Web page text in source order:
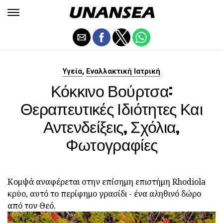
Υγεία, Εναλλακτική Ιατρική
Κόκκινο Βούρτσα:
Θεραπευτικές Ιδιότητες Και
Αντενδείξεις, Σχόλια,
Φωτογραφίες
Κομψά αναφέρεται στην επίσημη επιστήμη Rhodiola
κρύο, αυτό το περίφημο γρασίδι - ένα αληθινό δώρο
από τον Θεό.